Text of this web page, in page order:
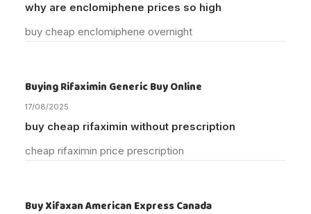
why are enclomiphene prices so high
buy cheap enclomiphene overnight
Buying Rifaximin Generic Buy Online
17/08/2025
buy cheap rifaximin without prescription
cheap rifaximin price prescription
Buy Xifaxan American Express Canada